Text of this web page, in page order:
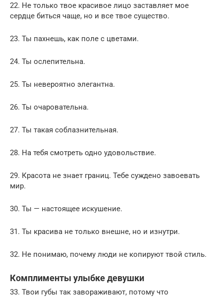
22. Не только твое красивое лицо заставляет мое
сердце биться чаще, но и все твое существо.
23. Ты пахнешь, как поле с цветами.
24. Ты ослепительна.
25. Ты невероятно элегантна.
26. Ты очаровательна.
27. Ты такая соблазнительная.
28. На тебя смотреть одно удовольствие.
29. Красота не знает границ. Тебе суждено завоевать
мир.
30. Ты — настоящее искушение.
31. Ты красива не только внешне, но и изнутри.
32. Не понимаю, почему люди не копируют твой стиль.
Комплименты улыбке девушки
33. Твои губы так завораживают, потому что